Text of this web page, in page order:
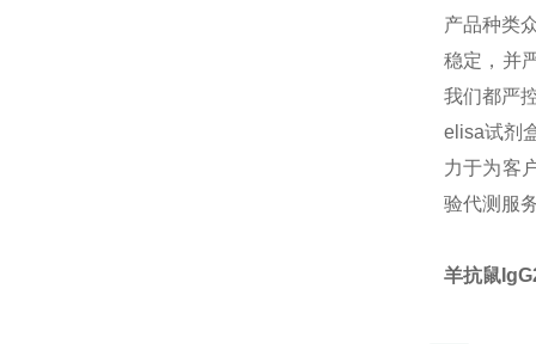
产品种类
稳定，并
我们都严
elisa试剂
力于为客
验代测服
羊抗鼠